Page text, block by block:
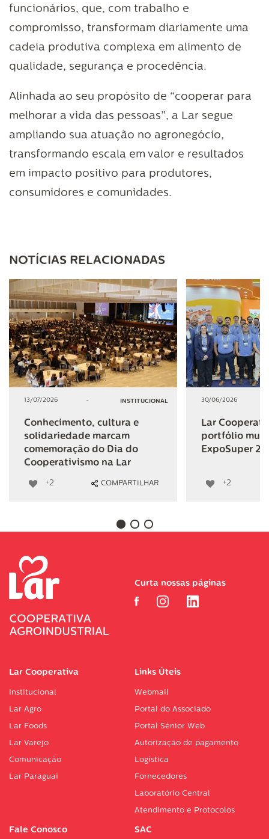
funcionários, que, com trabalho e
compromisso, transformam diariamente uma
cadeia produtiva complexa em alimento de
qualidade, segurança e procedência.
Alinhada ao seu propósito de “cooperar para
melhorar a vida das pessoas”, a Lar segue
ampliando sua atuação no agronegócio,
transformando escala em valor e resultados
em impacto positivo para produtores,
consumidores e comunidades.
NOTÍCIAS RELACIONADAS
13/07/2026 - INSTITUCIONAL
Conhecimento, cultura e
solidariedade marcam
comemoração do Dia do
Cooperativismo na Lar
+2 COMPARTILHAR
30/06/2026
Lar
portfólio
ExpoSuper
+2
Lar Cooperativa
Institucional
Lar Agro
Lar Foods
Lar Varejo
Comunicação
Lar Paraguai
Links Úteis
Webmail
Portal do Associado
Portal Sénior Web
Autorização de pagamento
Logística
Fornecedores
Laboratório Central
Atendimento e Protocolos
Fale Conosco SAC
Curta nossas páginas